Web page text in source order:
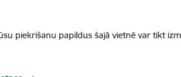
piekrišanu papildus šajā vietnē var tikt